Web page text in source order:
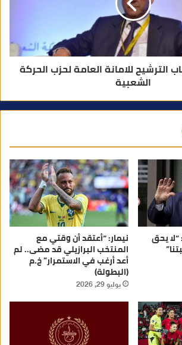
الترشيح للامانة العامة لحزب الحركة
الشعبية
“لا يحق نيمار: “أعتقد أن وقتي مع
المنتخب البرازيلي قد مضى.. لم
أعد أرغب في الاستمرار” خ.م
(البطولة)
يوليو 29, 2026